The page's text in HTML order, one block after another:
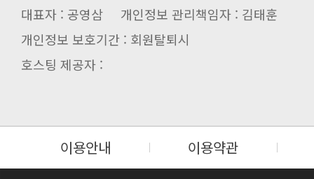
대표자 : 공영삼 개인정보 관리책임자 : 김태훈
개인정보 보호기간 : 회원탈퇴시
호스팅 제공자 :
이용안내 이용약관